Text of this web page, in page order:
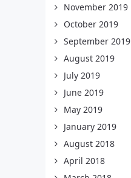
November 2019
October 2019
September 2019
August 2019
July 2019
June 2019
May 2019
January 2019
August 2018
April 2018